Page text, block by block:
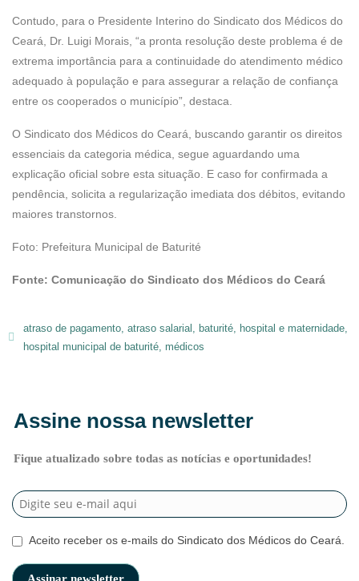
Contudo, para o Presidente Interino do Sindicato dos Médicos do
Ceará, Dr. Luigi Morais, “a pronta resolução deste problema é de
extrema importância para a continuidade do atendimento médico
adequado à população e para assegurar a relação de confiança
entre os cooperados o município”, destaca.
O Sindicato dos Médicos do Ceará, buscando garantir os direitos
essenciais da categoria médica, segue aguardando uma
explicação oficial sobre esta situação. E caso for confirmada a
pendência, solicita a regularização imediata dos débitos, evitando
maiores transtornos.
Foto: Prefeitura Municipal de Baturité
Fonte: Comunicação do Sindicato dos Médicos do Ceará
atraso de pagamento, atraso salarial , baturité, hospital e maternidade,
hospital municipal de baturité, médicos
Assine nossa newsletter
Fique atualizado sobre todas as notícias e oportunidades!
Aceito receber os e-mails do Sindicato dos Médicos do Ceará.